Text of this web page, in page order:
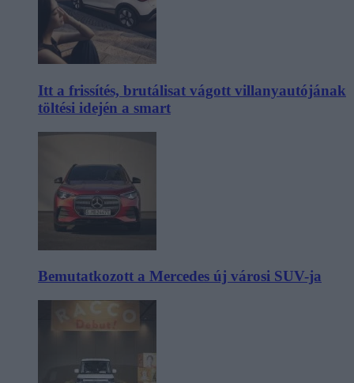
Itt a frissítés, brutálisat vágott villanyautójának
töltési idején a smart
Bemutatkozott a Mercedes új városi SUV-ja